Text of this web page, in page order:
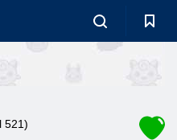
521)